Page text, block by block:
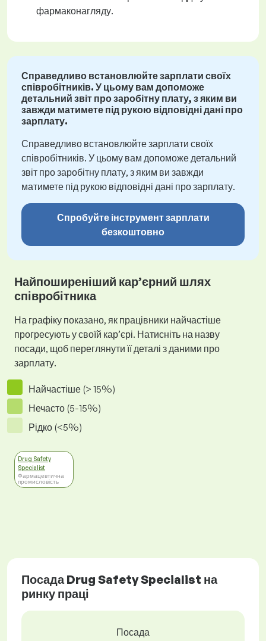
фармаконагляду.
Справедливо встановлюйте зарплати своїх
співробітників. У цьому вам допоможе
детальний звіт про заробітну плату, з яким ви
завжди матимете під рукою відповідні дані про
зарплату.
Справедливо встановлюйте зарплати своїх
співробітників. У цьому вам допоможе детальний
звіт про заробітну плату, з яким ви завжди
матимете під рукою відповідні дані про зарплату.
Спробуйте інструмент зарплати
безкоштовно
Найпоширеніший кар’єрний шлях
співробітника
На графіку показано, як працівники найчастіше
прогресують у своїй кар’єрі. Натисніть на назву
посади, щоб переглянути її деталі з даними про
зарплату.
Найчастіше (> 15%)
Нечасто (5-15%)
Рідко (<5%)
Drug Safety
Specialist
Фармацевтична
промисловість
Посада Drug Safety Specialist на
ринку праці
Посада